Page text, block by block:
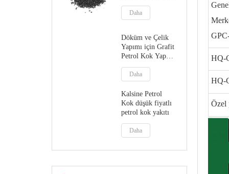
Daha
Döküm ve Çelik
Yapımı için Grafit
Petrol Kok Yapay
Grafit
Daha
Kalsine Petrol
Kok düşük fiyatlı
petrol kok yakıtı
Daha
HQ-
HQ-
Özel